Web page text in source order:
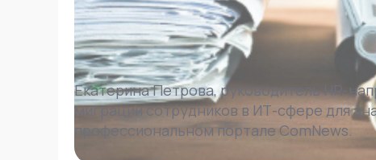
Екатерина Петрова, руководитель HR-
миграции сотрудников в ИТ-сфере для
профессиональном портале ComNews.